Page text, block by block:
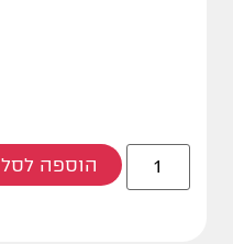
הוספה לסל